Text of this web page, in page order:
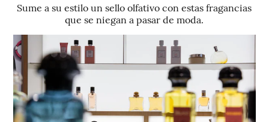
Sume a su estilo un sello olfativo con estas fragancias
que se niegan a pasar de moda.